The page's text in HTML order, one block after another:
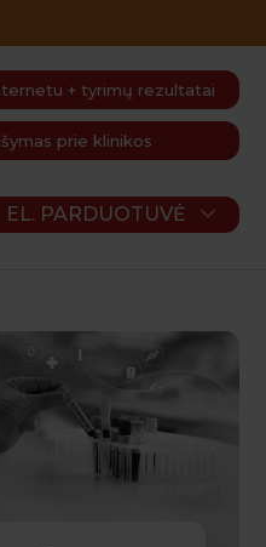
+ tyrimų rezultatai
prie klinikos
EL. PARDUOTUVĖ